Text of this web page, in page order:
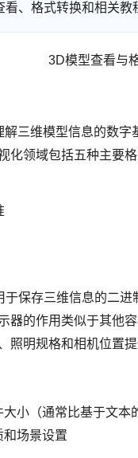
、格式转换和相关教
三维模型信息的数
领域包括五种主要格
于保存三维信息的二进
器的作用类似于其他
照明规格和相机位置
小（通常比基于文本
和场景设置